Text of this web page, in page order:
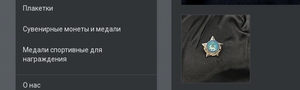
Плакетки
Сувенирные монеты и медали
Медали спортивные для
награждения
О нас